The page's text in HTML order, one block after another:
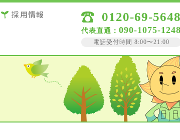
採用情報
0120-69-5648
代表直通： 090-1075-1248
電話受付時間 8:00〜21:00